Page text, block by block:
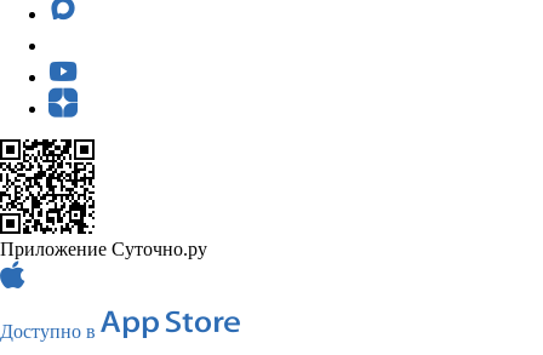
Приложение Суточно.ру
Доступно в